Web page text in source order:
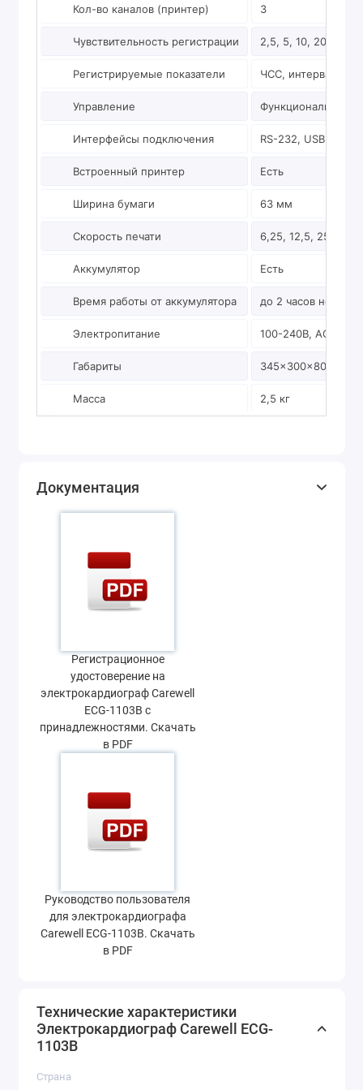
Кол-во каналов (принтер) 3
Чувствительность регистрации 2,5, 5, 10, 20 и 40
Регистрируемые показатели ЧСС, интервалы
Управление Функциональные
Интерфейсы подключения RS-232, USB
Встроенный принтер Есть
Ширина бумаги 63 мм
Скорость печати 6,25, 12,5, 25 или
Аккумулятор Есть
Время работы от аккумулятора до 2 часов
Электропитание 100-240В, AC, 50/
Габариты 345×300×80 мм
Масса 2,5 кг
Документация
Регистрационное
удостоверение на
электрокардиограф Carewell
ECG-1103B с
принадлежностями. Скачать
в PDF
Руководство пользователя
для электрокардиографа
Carewell ECG-1103B. Скачать
в PDF
Технические характеристики
Электрокардиограф Carewell ECG-
1103B
Страна